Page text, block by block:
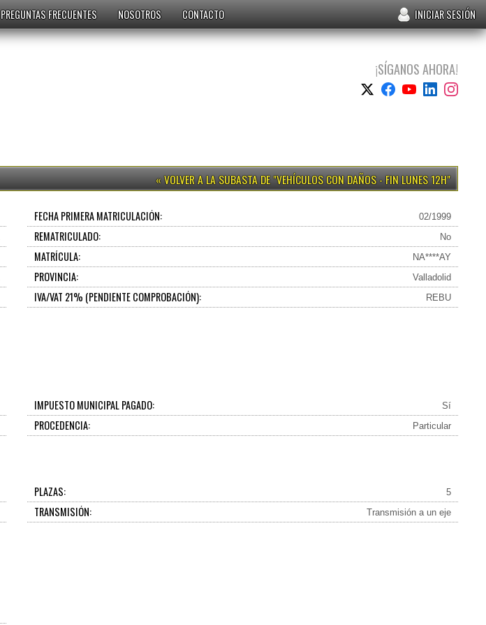
PREGUNTAS FRECUENTES NOSOTROS CONTACTO INICIAR SESIÓN
¡SÍGANOS AHORA!
VEHÍCULOS CON DAÑOS - FIN LUNES 12H
FECHA PRIMERA MATRICULACIÓN: 02/1999
REMATRICULADO: No
MATRÍCULA: NA****AY
PROVINCIA: Valladolid
IVA/VAT 21% (PENDIENTE COMPROBACIÓN): REBU
IMPUESTO MUNICIPAL PAGADO: Sí
PROCEDENCIA: Particular
PLAZAS: 5
TRANSMISIÓN: Transmisión a un eje